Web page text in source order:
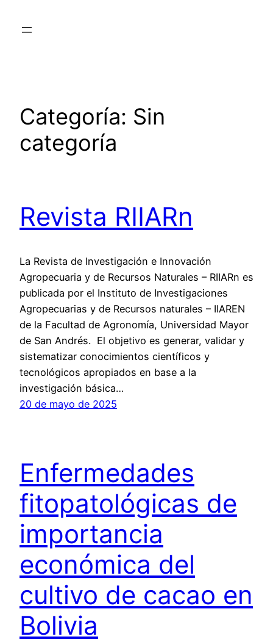
Categoría: Sin
categoría
Revista RIIARn
La Revista de Investigación e Innovación
Agropecuaria y de Recursos Naturales – RIIARn es
publicada por el Instituto de Investigaciones
Agropecuarias y de Recursos naturales – IIAREN
de la Facultad de Agronomí­a, Universidad Mayor
de San Andrés. El objetivo es generar, validar y
sistematizar conocimientos cientí­ficos y
tecnológicos apropiados en base a la
investigación básica…
20 de mayo de 2025
Enfermedades
fitopatológicas de
importancia
económica del
cultivo de cacao en
Bolivia